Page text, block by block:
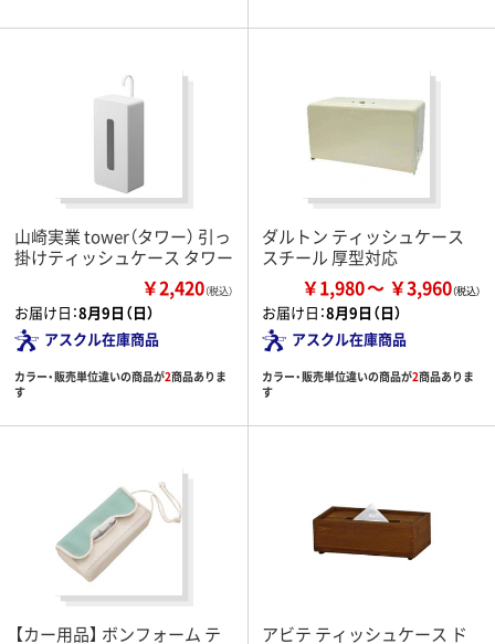
山崎実業 tower（タワー） 引っ
掛けティッシュケース タワー
￥2,420（税込）
お届け日：8月9日（日）
アスクル在庫商品
カラー・販売単位違いの商品が2商品ありま
す
ダルトン ティッシュケース
スチール 厚型対応
￥1,980 ￥3,960
お届け日：8月9日（日）
アスクル在庫商品
カラー・販売単位違いの商品が2商品ありま
す
【カー用品】 ボンフォーム テ
アビテ ティッシュケース ド